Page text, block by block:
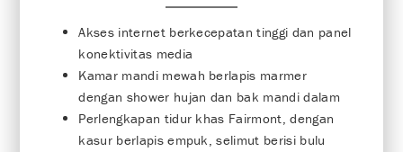
Akses internet berkecepatan tinggi dan panel
konektivitas media
Kamar mandi mewah berlapis marmer
dengan shower hujan dan bak mandi dalam
Perlengkapan tidur khas Fairmont, dengan
kasur berlapis empuk, selimut berisi bulu